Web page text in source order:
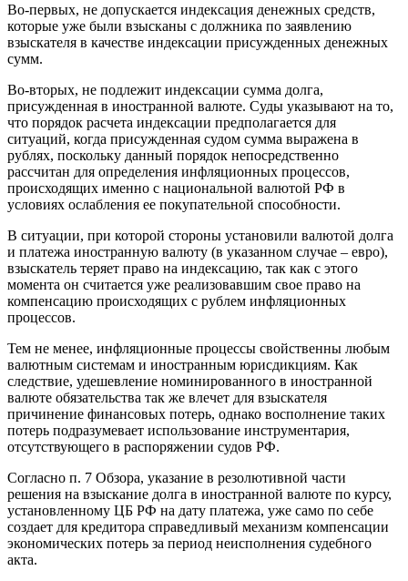
Во-первых, не допускается индексация денежных средств,
которые уже были взысканы с должника по заявлению
взыскателя в качестве индексации присужденных денежных
сумм.
Во-вторых, не подлежит индексации сумма долга,
присужденная в иностранной валюте. Суды указывают на то,
что порядок расчета индексации предполагается для
ситуаций, когда присужденная судом сумма выражена в
рублях, поскольку данный порядок непосредственно
рассчитан для определения инфляционных процессов,
происходящих именно с национальной валютой РФ в
условиях ослабления ее покупательной способности.
В ситуации, при которой стороны установили валютой долга
и платежа иностранную валюту (в указанном случае – евро),
взыскатель теряет право на индексацию, так как с этого
момента он считается уже реализовавшим свое право на
компенсацию происходящих с рублем инфляционных
процессов.
Тем не менее, инфляционные процессы свойственны любым
валютным системам и иностранным юрисдикциям. Как
следствие, удешевление номинированного в иностранной
валюте обязательства так же влечет для взыскателя
причинение финансовых потерь, однако восполнение таких
потерь подразумевает использование инструментария,
отсутствующего в распоряжении судов РФ.
Согласно п. 7 Обзора, указание в резолютивной части
решения на взыскание долга в иностранной валюте по курсу,
установленному ЦБ РФ на дату платежа, уже само по себе
создает для кредитора справедливый механизм компенсации
экономических потерь за период неисполнения судебного
акта.